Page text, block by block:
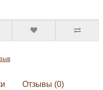
Отзывы (0)